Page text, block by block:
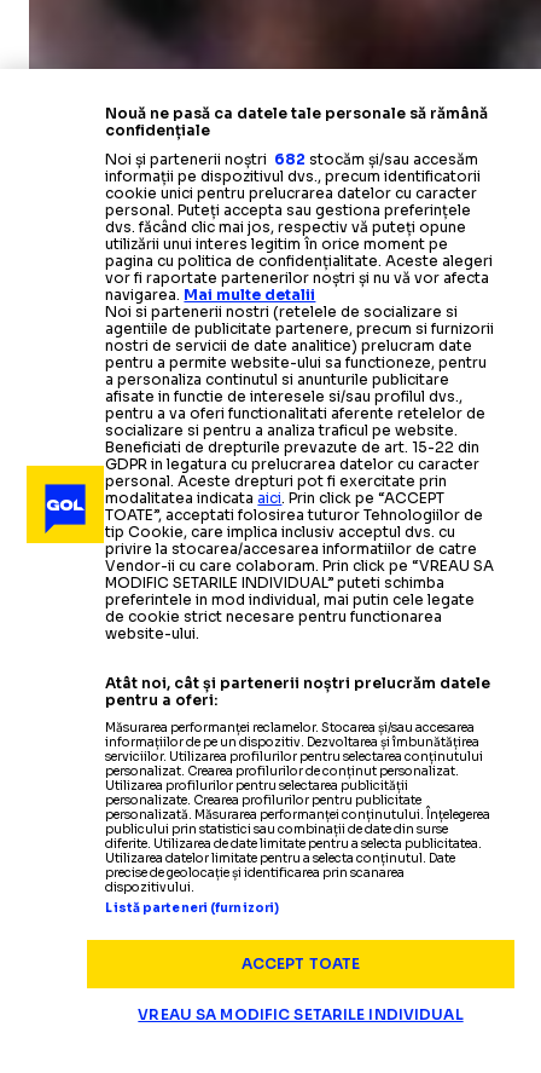
Nouă ne pasă ca datele tale personale să rămână
confidențiale
Noi și partenerii noștri 682 stocăm și/sau accesăm
informații pe dispozitivul dvs., precum identificatorii
cookie unici pentru prelucrarea datelor cu caracter
personal. Puteți accepta sau gestiona preferințele
dvs. făcând clic mai jos, respectiv vă puteți opune
utilizării unui interes legitim în orice moment pe
pagina cu politica de confidențialitate. Aceste alegeri
vor fi raportate partenerilor noștri și nu vă vor afecta
navigarea. Mai multe detalii
Noi si partenerii nostri (retelele de socializare si
agentiile de publicitate partenere, precum si furnizorii
nostri de servicii de date analitice) prelucram date
pentru a permite website-ului sa functioneze, pentru
a personaliza continutul si anunturile publicitare
afisate in functie de interesele si/sau profilul dvs.,
pentru a va oferi functionalitati aferente retelelor de
socializare si pentru a analiza traficul pe website.
Beneficiati de drepturile prevazute de art. 15-22 din
GDPR in legatura cu prelucrarea datelor cu caracter
personal. Aceste drepturi pot fi exercitate prin
modalitatea indicataaici. Prin click pe “ACCEPT
TOATE”, acceptati folosirea tuturor Tehnologiilor de
tip Cookie, care implica inclusiv acceptul dvs. cu
privire la stocarea/accesarea informatiilor de catre
Vendor-ii cu care colaboram. Prin click pe “VREAU SA
MODIFIC SETARILE INDIVIDUAL” puteti schimba
preferintele in mod individual, mai putin cele legate
de cookie strict necesare pentru functionarea
website-ului.
Atât noi, cât și partenerii noștri prelucrăm datele
pentru a oferi:
Măsurarea performanței reclamelor. Stocarea și/sau accesarea
informațiilor de pe un dispozitiv. Dezvoltarea și îmbunătățirea
serviciilor. Utilizarea profilurilor pentru selectarea conținutului
personalizat. Crearea profilurilor de conținut personalizat.
Utilizarea profilurilor pentru selectarea publicității
personalizate. Crearea profilurilor pentru publicitate
personalizată. Măsurarea performanței conținutului. Înțelegerea
publicului prin statistici sau combinații de date din surse
diferite. Utilizarea de date limitate pentru a selecta publicitatea.
Utilizarea datelor limitate pentru a selecta conținutul. Date
precise de geolocație și identificarea prin scanarea
dispozitivului.
Listă parteneri (furnizori)
ACCEPT TOATE
VREAU SA MODIFIC SETARILE INDIVIDUAL